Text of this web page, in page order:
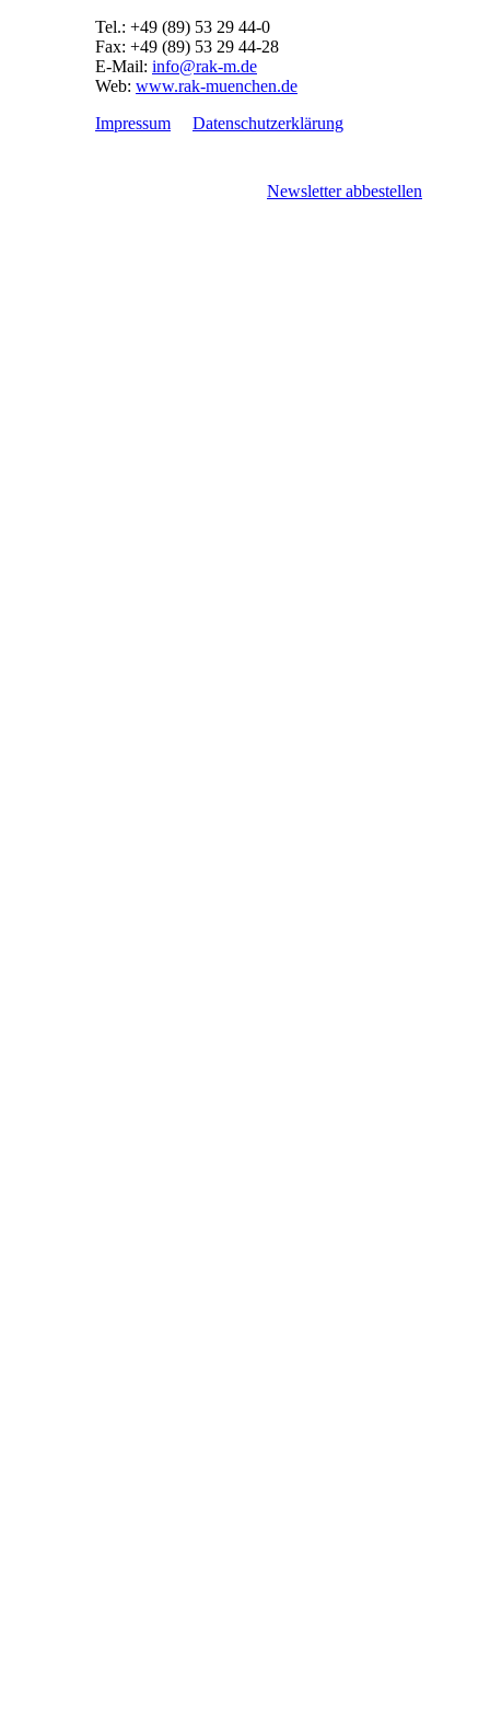
Tel.: +49 (89) 53 29 44-0
Fax: +49 (89) 53 29 44-28
E-Mail: info@rak-m.de
Web: www.rak-muenchen.de
Impressum
Datenschutzerklärung
Newsletter abbestellen